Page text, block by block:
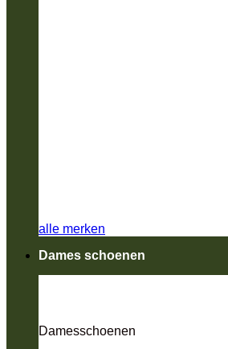
alle merken
Dames schoenen
Damesschoenen